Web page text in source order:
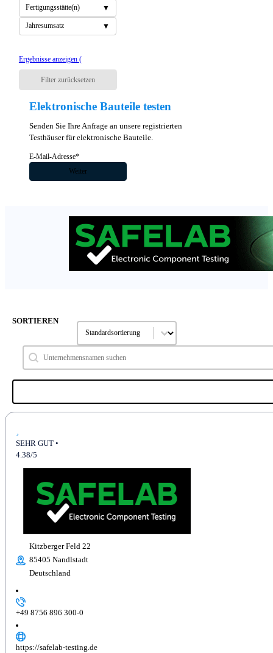
Fertigungsstätte(n)
Jahresumsatz
Ergebnisse anzeigen (
Filter zurücksetzen
Elektronische Bauteile testen
Senden Sie Ihre Anfrage an unsere registrierten
Testhäuser für elektronische Bauteile.
Abschnitt
Weiter
SORTIEREN
SOrtierung a - z
Hersteller suchen
Search content
Kitzberger Feld 22
85405 Nandlstadt
Deutschland
+49 8756 896 300-0
https://safelab-testing.de
SEHR GUT •
4.38/5